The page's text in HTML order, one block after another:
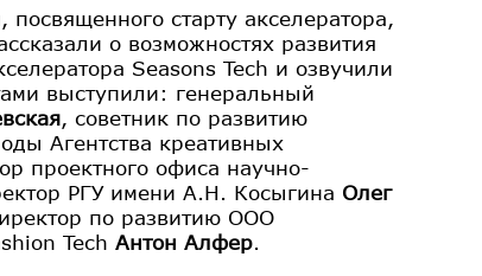
старту акселератора,
о возможностях развития
Seasons Tech и озвучили
выступили: генеральный
, советник по развитию
Агентства креативных
проектного офиса научно-
РГУ имени А.Н. Косыгина Олег
по развитию ООО
Tech Антон Алфер.